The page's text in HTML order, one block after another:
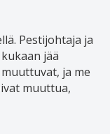
Pestijohtaja ja
jää
ja me
muuttua,